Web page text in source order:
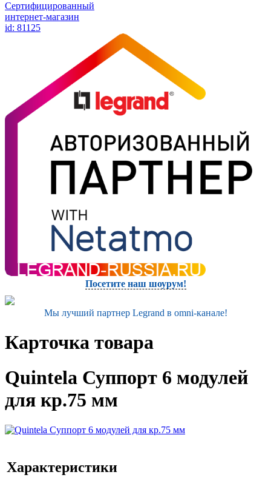
Сертифицированный
интернет-магазин
id: 81125
Посетите наш шоурум!
Мы лучший партнер Legrand в omni-канале!
Карточка товара
Quintela Суппорт 6 модулей
для кр.75 мм
Характеристики